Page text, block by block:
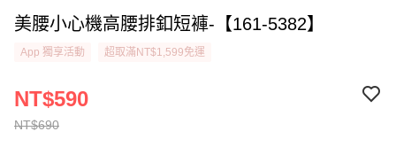
美腰小心機高腰排釦短褲-【161-5382】
App 獨享活動 超取滿NT$1,599免運
NT$690
NT$590